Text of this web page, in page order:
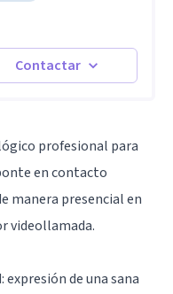
Contactar
profesional para
en contacto
manera presencial en
videollamada.
expresión de una sana